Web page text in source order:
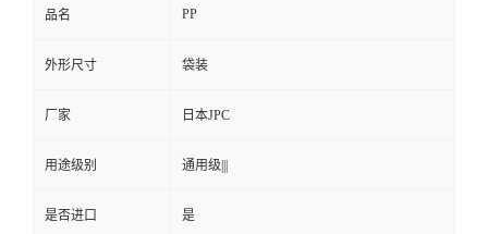
品名 PP
外形尺寸 袋装
厂家 日本JPC
用途级别 通用级|||
是否进口 是